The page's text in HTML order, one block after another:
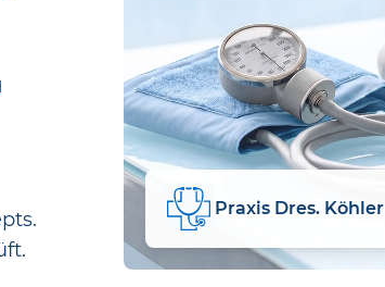
Praxis Dres. Köhler